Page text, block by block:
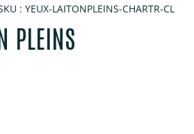
: YEUX-LAITONPLEINS-CHARTR-CL
PLEINS